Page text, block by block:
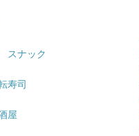
スナック
寿司
屋